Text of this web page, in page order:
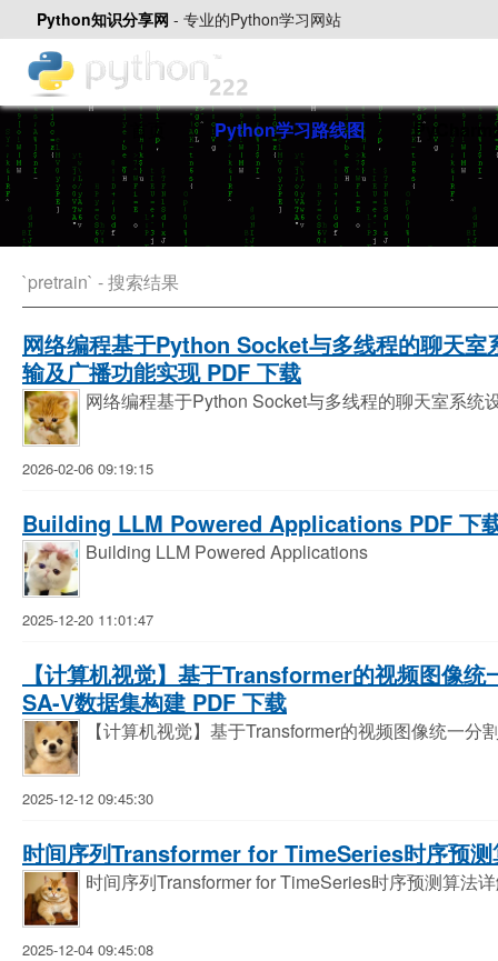
Python知识分享网 - 专业的Python学习网站
首页 Python学习路线图 PyCharm
`pretrain` - 搜索结果
网络编程基于Python Socket与多线程的聊天
输及广播功能实现 PDF 下载
网络编程基于Python Socket与多线程的聊天室系
2026-02-06 09:19:15
Building LLM Powered Applications PDF 下
Building LLM Powered Applications
2025-12-20 11:01:47
【计算机视觉】基于Transformer的视频图像
SA-V数据集构建 PDF 下载
【计算机视觉】基于Transformer的视频图像统一
2025-12-12 09:45:30
时间序列Transformer for TimeSeries时序预测
时间序列Transformer for TimeSeries时序预测算法
2025-12-04 09:45:08